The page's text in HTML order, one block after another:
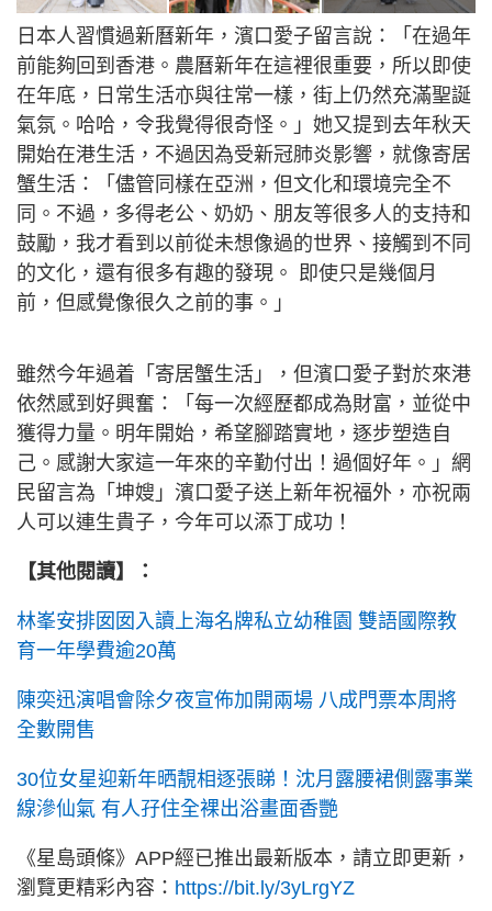
日本人習慣過新曆新年，濱口愛子留言說：「在過年
前能夠回到香港。農曆新年在這裡很重要，所以即使
在年底，日常生活亦與往常一樣，街上仍然充滿聖誕
氣氛。哈哈，令我覺得很奇怪。」她又提到去年秋天
開始在港生活，不過因為受新冠肺炎影響，就像寄居
蟹生活：「儘管同樣在亞洲，但文化和環境完全不
同。不過，多得老公、奶奶、朋友等很多人的支持和
鼓勵，我才看到以前從未想像過的世界、接觸到不同
的文化，還有很多有趣的發現。 即使只是幾個月
前，但感覺像很久之前的事。」
雖然今年過着「寄居蟹生活」，但濱口愛子對於來港
依然感到好興奮：「每一次經歷都成為財富，並從中
獲得力量。明年開始，希望腳踏實地，逐步塑造自
己。感謝大家這一年來的辛勤付出！過個好年。」網
民留言為「坤嫂」濱口愛子送上新年祝福外，亦祝兩
人可以連生貴子，今年可以添丁成功！
【其他閱讀】：
林峯安排囡囡入讀上海名牌私立幼稚園 雙語國際教
育一年學費逾20萬
陳奕迅演唱會除夕夜宣佈加開兩場 八成門票本周將
全數開售
30位女星迎新年晒靚相逐張睇！沈月露腰裙側露事業
線滲仙氣 有人孖住全裸出浴畫面香艷
《星島頭條》APP經已推出最新版本，請立即更新，
瀏覽更精彩內容： https://bit.ly/3yLrgYZ